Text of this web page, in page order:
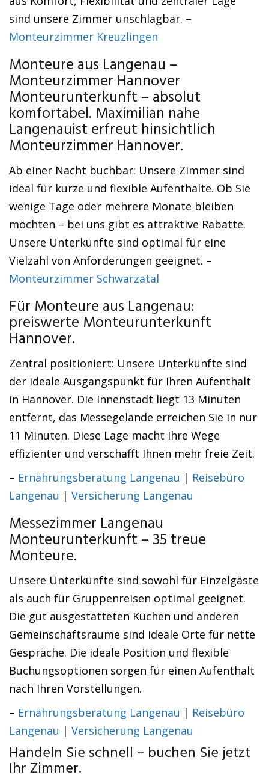
sind unsere Zimmer unschlagbar. –
Monteurzimmer Kreuzlingen
Monteure aus Langenau –
Monteurzimmer Hannover
Monteurunterkunft – absolut
komfortabel. Maximilian nahe
Langenauist erfreut hinsichtlich
Monteurzimmer Hannover.
Ab einer Nacht buchbar: Unsere Zimmer sind
ideal für kurze und flexible Aufenthalte. Ob Sie
wenige Tage oder mehrere Monate bleiben
möchten – bei uns gibt es attraktive Rabatte.
Unsere Unterkünfte sind optimal für eine
Vielzahl von Anforderungen geeignet. –
Monteurzimmer Schwarzatal
Für Monteure aus Langenau:
preiswerte Monteurunterkunft
Hannover.
Zentral positioniert: Unsere Unterkünfte sind
der ideale Ausgangspunkt für Ihren Aufenthalt
in Hannover. Die Innenstadt liegt 13 Minuten
entfernt, das Messegelände erreichen Sie in nur
11 Minuten. Diese Lage macht Ihre Wege
effizienter und verschafft Ihnen mehr freie Zeit.
– Ernährungsberatung Langenau | Reisebüro
Langenau | Versicherung Langenau
Messezimmer Langenau
Monteurunterkunft – 35 treue
Monteure.
Unsere Unterkünfte sind sowohl für Einzelgäste
als auch für Gruppenreisen optimal geeignet.
Die gut ausgestatteten Küchen und anderen
Gemeinschaftsräume sind ideale Orte für nette
Gespräche. Die ideale Position und flexible
Buchungsoptionen sorgen für einen Aufenthalt
nach Ihren Vorstellungen.
– Ernährungsberatung Langenau | Reisebüro
Langenau | Versicherung Langenau
Handeln Sie schnell – buchen Sie jetzt
Ihr Zimmer.